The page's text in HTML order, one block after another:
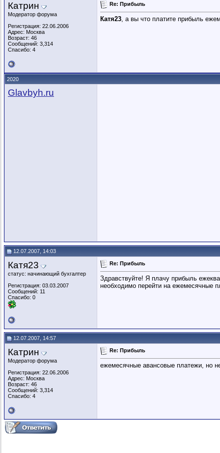
Катрин
Модератор форума
Регистрация: 22.06.2006
Адрес: Москва
Возраст: 46
Сообщений: 3,314
Спасибо: 4
Re: Прибыль
Катя23, а вы что платите прибыль
2020
Glavbyh.ru
12.07.2007, 14:03
Катя23
статус: начинающий бухгалтер
Регистрация: 03.03.2007
Сообщений: 11
Спасибо: 0
Re: Прибыль
Здравствуйте! Я плачу прибыль
необходимо перейти на ежемесячные
12.07.2007, 14:57
Катрин
Модератор форума
Регистрация: 22.06.2006
Адрес: Москва
Возраст: 46
Сообщений: 3,314
Спасибо: 4
Re: Прибыль
ежемесячные авансовые платежи, но